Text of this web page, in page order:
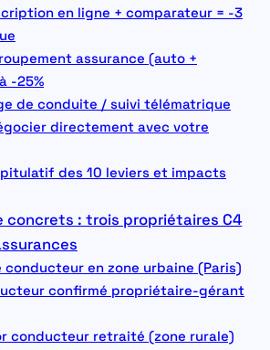
en ligne + comparateur = -3
assurance (auto +
-25%
de conduite / suivi télématrique
directement avec votre
des 10 leviers et impacts
concrets : trois propriétaires C4
conducteur en zone urbaine (Paris)
confirmé propriétaire-gérant
conducteur retraité (zone rurale)